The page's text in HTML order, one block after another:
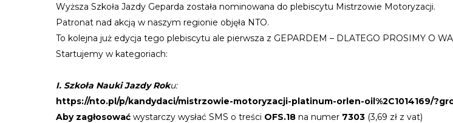
Wyższa Szkoła Jazdy Geparda została nominowana do plebiscytu Mistrzowie Motoryzacji.
Patronat nad akcją w naszym regionie objęła NTO.
To kolejna już edycja tego plebiscytu ale pierwsza z GEPARDEM – DLATEGO PROSIMY O
Startujemy w kategoriach:
I. Szkoła Nauki Jazdy Roku:
https://nto.pl/p/kandydaci/mistrzowie-motoryzacji-platinum-orlen-oil%2C1014169/
Aby zagłosować wystarczy wysłać SMS o treści OFS.18 na numer 7303 (3,69 zł z vat)